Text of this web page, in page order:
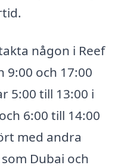
någon i Reef
9:00 och 17:00
5:00 till 13:00 i
6:00 till 14:00
med andra
Dubai och